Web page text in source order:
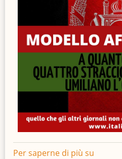
Per saperne di più su